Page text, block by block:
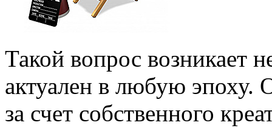
Такой вопрос возникает
актуален в любую эпоху.
за счет собственного